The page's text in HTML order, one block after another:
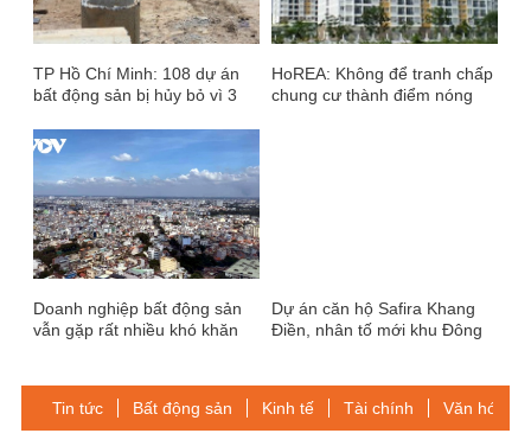
TP Hồ Chí Minh: 108 dự án
bất động sản bị hủy bỏ vì 3
HoREA: Không để tranh chấp
chung cư thành điểm nóng
Doanh nghiệp bất động sản
vẫn gặp rất nhiều khó khăn
Dự án căn hộ Safira Khang
Điền, nhân tố mới khu Đông
Tin tức Bất động sản Kinh tế Tài chính Văn hóa-